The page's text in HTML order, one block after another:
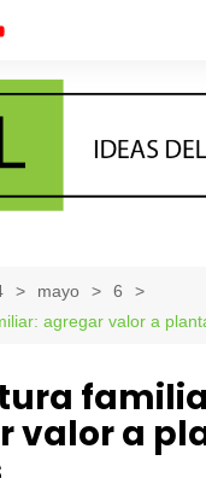
mayo
6
agregar valor a
valor a